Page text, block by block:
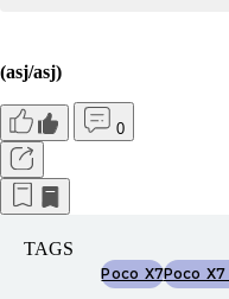
(asj/asj)
0
TAGS
Poco X7Poco X7